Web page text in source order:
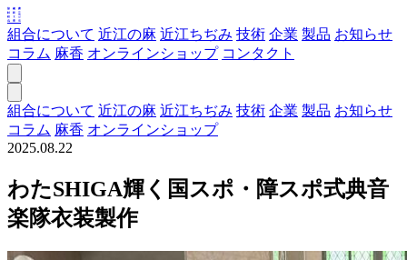
組合について 近江の麻 近江ちぢみ 技術 企業 製品 お知らせ
コラム 麻香 オンラインショップ コンタクト
組合について 近江の麻 近江ちぢみ 技術 企業 製品 お知らせ
コラム 麻香 オンラインショップ
2025.08.22
わたSHIGA輝く国スポ・障スポ式典音
楽隊衣装製作